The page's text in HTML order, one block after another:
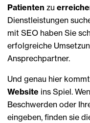
Patienten zu
Dienstleistungen
mit SEO haben Sie
erfolgreiche
Ansprechpartner.
Und genau hier
Website ins Spiel.
Beschwerden oder
eingeben, finden sie